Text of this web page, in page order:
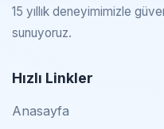
15 yıllık deneyimimizle
sunuyoruz.
Hızlı Linkler
Anasayfa